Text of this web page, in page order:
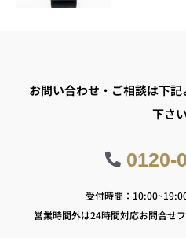
お問い合わせ・ご相談は下
下さい
0120-
受付時間：
営業時間外は24時間対応お問合せ